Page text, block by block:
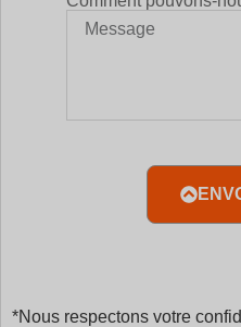
*Nous respectons votre